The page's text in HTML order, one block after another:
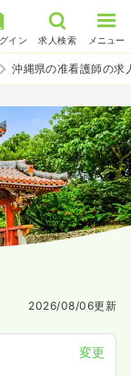
イン 求人検索 メニュー
沖縄県の准看護師の求
2026/08/06更新
変更